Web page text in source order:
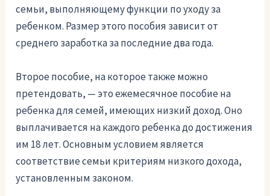
семьи, выполняющему функции по уходу за
ребенком. Размер этого пособия зависит от
среднего заработка за последние два года.
Второе пособие, на которое также можно
претендовать, — это ежемесячное пособие на
ребенка для семей, имеющих низкий доход. Оно
выплачивается на каждого ребенка до достижения
им 18 лет. Основным условием является
соответствие семьи критериям низкого дохода,
установленным законом.